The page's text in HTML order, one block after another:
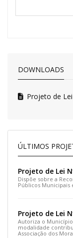
DOWNLOADS
Projeto de
ÚLTIMOS
Projeto de Lei
Dispõe sobre a
Públicos Municipais
Projeto de Lei
Autoriza o
modalidade
Associação dos